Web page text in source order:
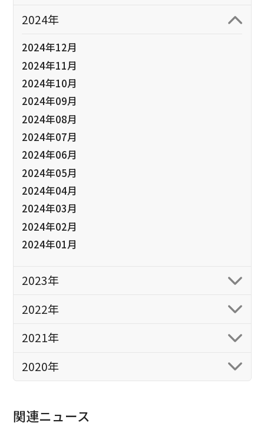
2024年
2024年12月
2024年11月
2024年10月
2024年09月
2024年08月
2024年07月
2024年06月
2024年05月
2024年04月
2024年03月
2024年02月
2024年01月
2023年
2022年
2021年
2020年
関連ニュース